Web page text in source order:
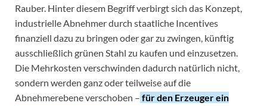
Rauber. Hinter diesem Begriff verbirgt sich das Konzept,
industrielle Abnehmer durch staatliche Incentives
finanziell dazu zu bringen oder gar zu zwingen, künftig
ausschließlich grünen Stahl zu kaufen und einzusetzen.
Die Mehrkosten verschwinden dadurch natürlich nicht,
sondern werden ganz oder teilweise auf die
Abnehmerebene verschoben – für den Erzeuger ein